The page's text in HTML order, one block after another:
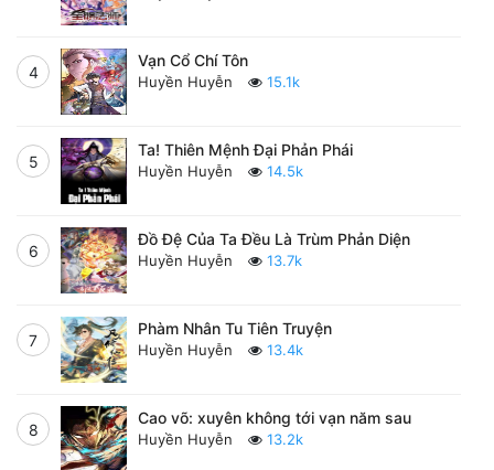
4
Vạn Cổ Chí Tôn
Huyền Huyễn 15.1k
5
Ta! Thiên Mệnh Đại Phản Phái
Huyền Huyễn 14.5k
6
Đồ Đệ Của Ta Đều Là Trùm Phản Diện
Huyền Huyễn 13.7k
7
Phàm Nhân Tu Tiên Truyện
Huyền Huyễn 13.4k
8
Cao võ: xuyên không tới vạn năm sau
Huyền Huyễn 13.2k